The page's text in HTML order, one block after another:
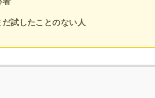
試したことのない人